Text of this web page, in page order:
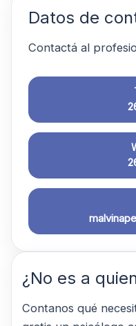
Datos de
Contactá al
¿No es a
Contanos qué